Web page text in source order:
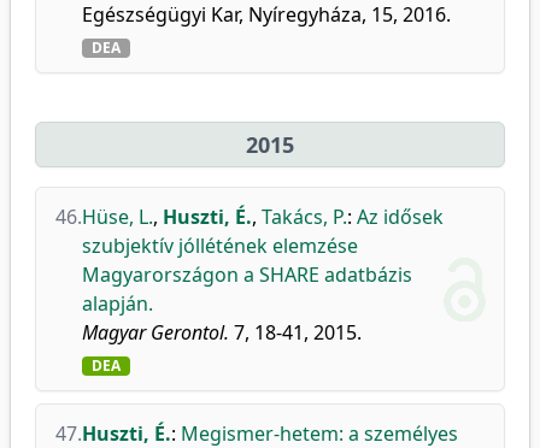
Egészségügyi Kar, Nyíregyháza, 15, 2016.
DEA
2015
46.Hüse, L., Huszti, É., Takács, P.: Az idősek
szubjektív jóllétének elemzése
Magyarországon a SHARE adatbázis
alapján.
Magyar Gerontol. 7, 18-41, 2015.
DEA
47.Huszti, É.: Megismer-hetem: a személyes